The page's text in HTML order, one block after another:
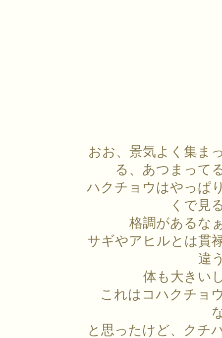
おお、景気よく集ま
る、あつまって
ハクチョウはやっぱ
くで見
格調があるな
サギやアヒルとは貫
違
体も大きい
これはコハクチョ
と思ったけど、クチ